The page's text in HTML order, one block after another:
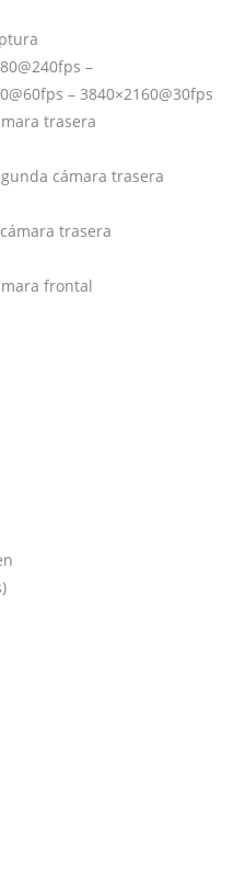
–
– 3840×2160@30fps
trasera
cámara trasera
trasera
frontal